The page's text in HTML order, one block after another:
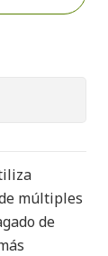
múltiples
de